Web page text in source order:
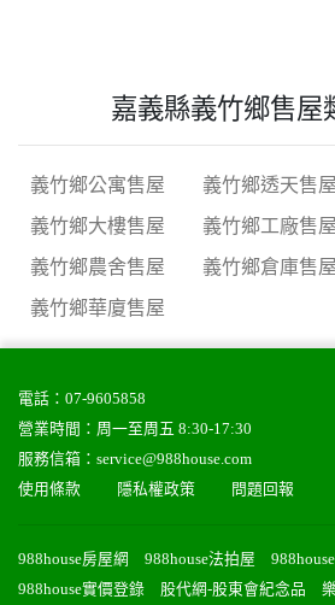
嘉義縣義竹鄉售屋
義竹鄉公寓售屋 義竹鄉透天售屋
義竹鄉大樓售屋
義竹鄉工廠售屋
義竹鄉農舍售屋
義竹鄉倉庫售屋
義竹鄉華廈售屋
電話： 07-9605858
營業時間：周一至周五 8:30-17:30
服務信箱： service@988house.com
使用條款
隱私權政策 問題回報
988house房屋網 988house法拍屋
988house實價登錄
股代網-股東會紀念品